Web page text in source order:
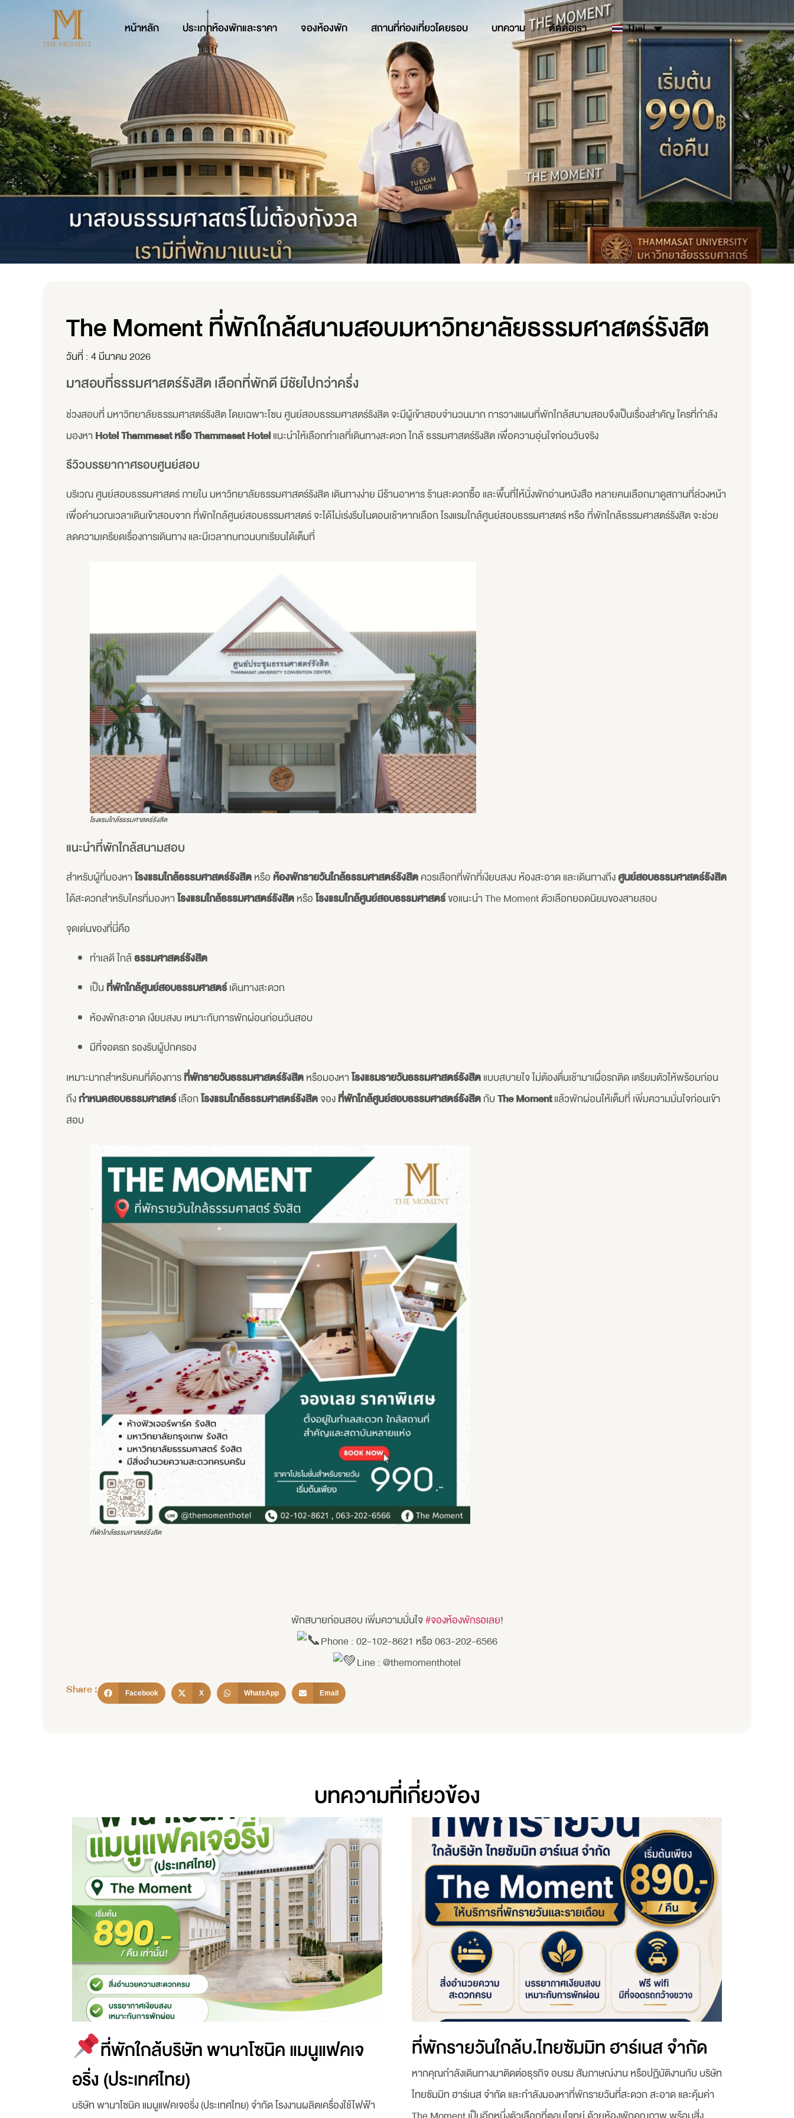
หน้าหลัก ประเภทห้องพักและราคา จองห้องพัก สถานที่ท่องเที่ยวโดยรอบ บทความ ติดต่อเรา Thai
The Moment ที่พักใกล้สนามสอบมหาวิทยาลัยธรรมศาสตร์รังสิต
วันที่ :4 มีนาคม 2026
มาสอบที่ธรรมศาสตร์รังสิต เลือกที่พักดี มีชัยไปกว่าครึ่ง
ช่วงสอบที่ มหาวิทยาลัยธรรมศาสตร์รังสิต โดยเฉพาะโซน ศูนย์สอบธรรมศาสตร์รังสิต จะมีผู้เข้าสอบจำนวนมาก การวางแผนที่พักใกล้สนามสอบจึงเป็นเรื่องสำคัญ ใครที่กำลัง
มองหา Hotel Thammasat หรือ Thammasat Hotelแนะนำให้เลือกทำเลที่เดินทางสะดวก ใกล้ ธรรมศาสตร์รังสิต เพื่อความอุ่นใจก่อนวันจริง
รีวิวบรรยากาศรอบศูนย์สอบ
บริเวณ ศูนย์สอบธรรมศาสตร์ ภายใน มหาวิทยาลัยธรรมศาสตร์รังสิต เดินทางง่าย มีร้านอาหาร ร้านสะดวกซื้อ และพื้นที่ให้นั่งพักอ่านหนังสือ หลายคนเลือกมาดูสถานที่ล่วงหน้า
เพื่อคำนวณเวลาเดินเข้าสอบจาก ที่พักใกล้ศูนย์สอบธรรมศาสตร์ จะได้ไม่เร่งรีบในตอนเช้าหากเลือก โรงแรมใกล้ศูนย์สอบธรรมศาสตร์ หรือ ที่พักใกล้ธรรมศาสตร์รังสิต จะช่วย
ลดความเครียดเรื่องการเดินทาง และมีเวลาทบทวนบทเรียนได้เต็มที่
โรงแรมใกล้ธรรมศาสตร์รังสิต
แนะนำที่พักใกล้สนามสอบ
สำหรับผู้ที่มองหาโรงแรมใกล้ธรรมศาสตร์รังสิตหรือ ห้องพักรายวันใกล้ธรรมศาสตร์รังสิตควรเลือกที่พักที่เงียบสงบ ห้องสะอาด และเดินทางถึงศูนย์สอบธรรมศาสตร์รังสิต
ได้สะดวกสำหรับใครที่มองหาโรงแรมใกล้ธรรมศาสตร์รังสิตหรือโรงแรมใกล้ศูนย์สอบธรรมศาสตร์ขอแนะนำ The Moment ตัวเลือกยอดนิยมของสายสอบ
จุดเด่นของที่นี่คือ
ทำเลดี ใกล้ธรรมศาสตร์รังสิต
เป็นที่พักใกล้ศูนย์สอบธรรมศาสตร์เดินทางสะดวก
ห้องพักสะอาด เงียบสงบ เหมาะกับการพักผ่อนก่อนวันสอบ
มีที่จอดรถ รองรับผู้ปกครอง
เหมาะมากสำหรับคนที่ต้องการที่พักรายวันธรรมศาสตร์รังสิตหรือมองหาโรงแรมรายวันธรรมศาสตร์รังสิตแบบสบายใจ ไม่ต้องตื่นเช้ามาเผื่อรถติด เตรียมตัวให้พร้อมก่อน
ถึงกำหนดสอบธรรมศาสตร์เลือกโรงแรมใกล้ธรรมศาสตร์รังสิตจองที่พักใกล้ศูนย์สอบธรรมศาสตร์รังสิตกับThe Momentแล้วพักผ่อนให้เต็มที่ เพิ่มความมั่นใจก่อนเข้า
สอบ
ที่พักใกล้ธรรมศาสตร์รังสิต
พักสบายก่อนสอบ เพิ่มความมั่นใจ#จองห้องพักรอเลย!
Phone : 02-102-8621 หรือ 063-202-6566
Line : @themomenthotel
Share :
Facebook X WhatsApp Email
บทความที่เกี่ยวข้อง
ที่พักใกล้บริษัท พานาโซนิค แมนูแฟคเจ
อริ่ง (ประเทศไทย)
บริษัท พานาโซนิค แมนูแฟคเจอริ่ง (ประเทศไทย) จำกัด โรงงานผลิตเครื่องใช้ไฟฟ้า
ที่พักรายวันใกล้บ.ไทยซัมมิท ฮาร์เนส จำกัด
หากคุณกำลังเดินทางมาติดต่อธุรกิจ อบรม สัมภาษณ์งาน หรือปฏิบัติงานกับ บริษัท
ไทยซัมมิท ฮาร์เนส จำกัด และกำลังมองหาที่พักรายวันที่สะดวก สะอาด และคุ้มค่า